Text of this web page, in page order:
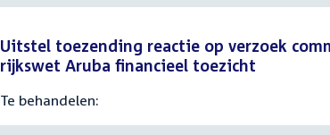
Uitstel toezending reactie op verzoek
rijkswet Aruba financieel toezicht
Te behandelen: